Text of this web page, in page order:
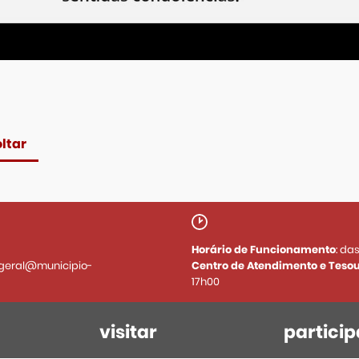
Horário de Funcionamento:
Centro de Atendimento e
17h00
visitar